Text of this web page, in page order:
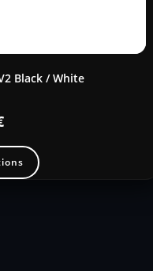
Black / White